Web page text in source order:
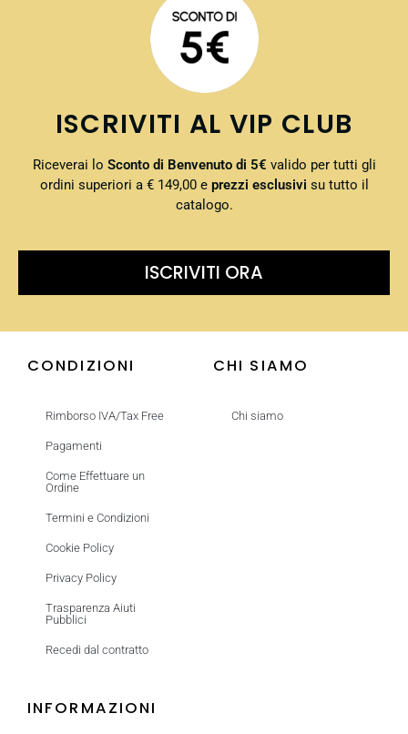
ISCRIVITI AL VIP CLUB
Riceverai lo Sconto di Benvenuto di 5€ valido per tutti gli
ordini superiori a € 149,00 e prezzi esclusivi su tutto il
catalogo.
ISCRIVITI ORA
CONDIZIONI
Rimborso IVA/Tax Free
Pagamenti
Come Effettuare un
Ordine
Termini e Condizioni
Cookie Policy
Privacy Policy
Trasparenza Aiuti
Pubblici
Recedi dal contratto
CHI SIAMO
Chi siamo
INFORMAZIONI